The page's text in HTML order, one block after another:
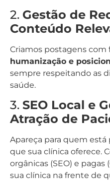
2. Gestão de
Conteúdo
Criamos postagens com
humanização e
sempre respeitando as
saúde.
3. SEO Local e
Atração de
Apareça para quem
que sua clínica oferece.
orgânicas (SEO) e pagas
sua clínica na frente de